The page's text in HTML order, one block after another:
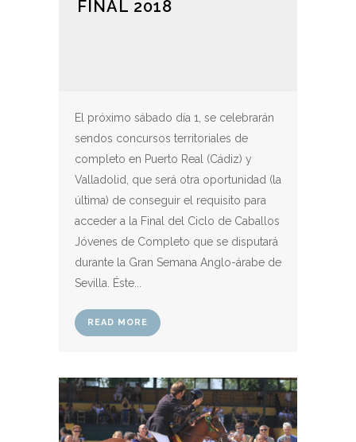
FINAL 2018
El próximo sábado día 1, se celebrarán
sendos concursos territoriales de
completo en Puerto Real (Cádiz) y
Valladolid, que será otra oportunidad (la
última) de conseguir el requisito para
acceder a la Final del Ciclo de Caballos
Jóvenes de Completo que se disputará
durante la Gran Semana Anglo-árabe de
Sevilla. Éste...
READ MORE